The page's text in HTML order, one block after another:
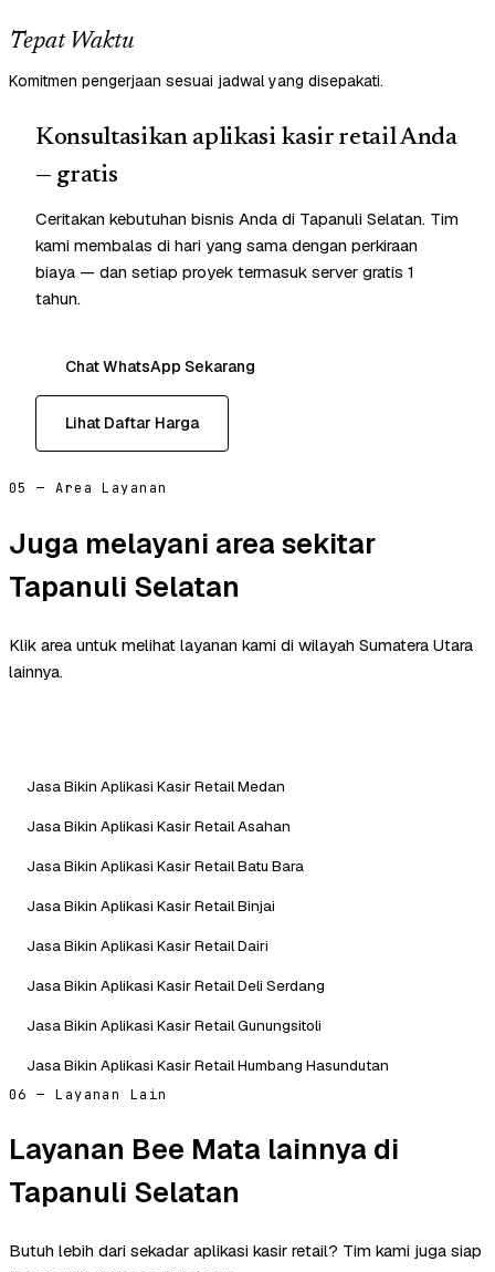
Tepat Waktu
Komitmen pengerjaan sesuai jadwal yang disepakati.
Konsultasikan aplikasi kasir retail Anda
— gratis
Ceritakan kebutuhan bisnis Anda di Tapanuli Selatan. Tim
kami membalas di hari yang sama dengan perkiraan
biaya — dan setiap proyek termasuk server gratis 1
tahun.
Chat WhatsApp Sekarang
Lihat Daftar Harga
05 — Area Layanan
Juga melayani area sekitar
Tapanuli Selatan
Klik area untuk melihat layanan kami di wilayah Sumatera Utara
lainnya.
Jasa Bikin Aplikasi Kasir Retail Medan
Jasa Bikin Aplikasi Kasir Retail Asahan
Jasa Bikin Aplikasi Kasir Retail Batu Bara
Jasa Bikin Aplikasi Kasir Retail Binjai
Jasa Bikin Aplikasi Kasir Retail Dairi
Jasa Bikin Aplikasi Kasir Retail Deli Serdang
Jasa Bikin Aplikasi Kasir Retail Gunungsitoli
Jasa Bikin Aplikasi Kasir Retail Humbang Hasundutan
06 — Layanan Lain
Layanan Bee Mata lainnya di
Tapanuli Selatan
Butuh lebih dari sekadar aplikasi kasir retail? Tim kami juga siap